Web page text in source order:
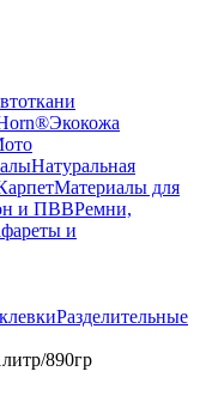
Натуральная
Материалы для
и ПВВРемни,
890гр